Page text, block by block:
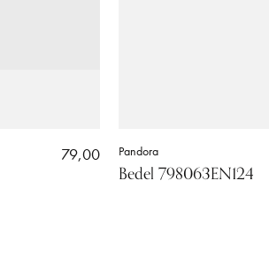
79,00 Pandora
Bedel 798063EN124